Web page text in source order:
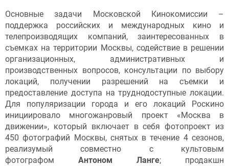
Основные задачи Московской Кинокомиссии –
поддержка российских и международных кино и
телепроизводящих компаний, заинтересованных в
съемках на территории Москвы, содействие в решении
организационных, административных и
производственных вопросов, консультации по выбору
локаций, получении разрешений на съемки и
предоставление доступа на труднодоступные локации.
Для популяризации города и его локаций Роскино
инициировало многожанровый проект «Москва в
движении», который включает в себя фотопроект из
450 фотографий Москвы, снятых в течение 4 сезонов,
реализумый совместно с культовым
фотографом Антоном Ланге; продакшн